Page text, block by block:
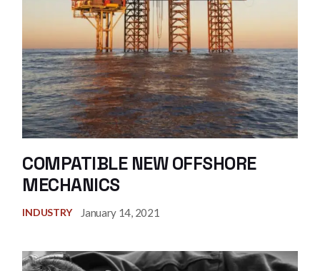
COMPATIBLE NEW OFFSHORE
MECHANICS
INDUSTRY January 14, 2021